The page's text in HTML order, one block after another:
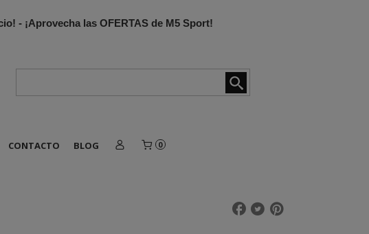
- ¡Aprovecha las OFERTAS de M5 Sport!
CONTACTO BLOG 0